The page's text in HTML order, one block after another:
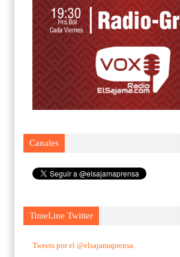
Canales
TimeLine Twitter
Tweets por el @elsajamaprensa.